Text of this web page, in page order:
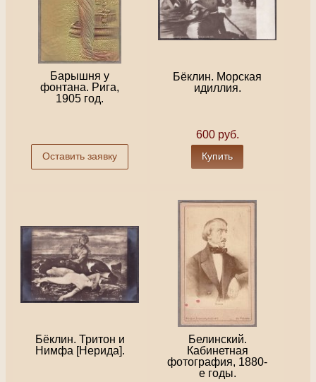
Барышня у
фонтана. Рига,
1905 год.
Оставить заявку
Бёклин. Морская
идиллия.
600 руб.
Купить
Бёклин. Тритон и
Нимфа [Нерида].
Белинский.
Кабинетная
фотография, 1880-
е годы.